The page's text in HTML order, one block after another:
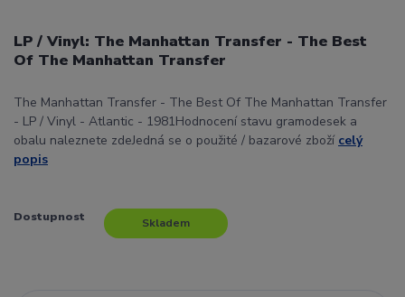
LP / Vinyl: The Manhattan Transfer - The Best
Of The Manhattan Transfer
The Manhattan Transfer - The Best Of The Manhattan Transfer
- LP / Vinyl - Atlantic - 1981Hodnocení stavu gramodesek a
obalu naleznete zdeJedná se o použité / bazarové zboží celý
popis
Dostupnost Skladem